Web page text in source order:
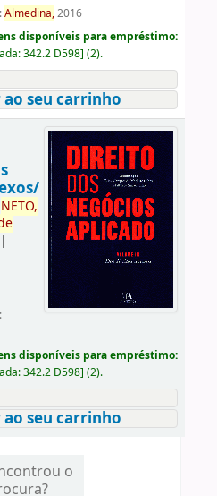
Almedina,2016
disponíveis para empréstimo:
342.2 D598] (2).
seu carrinho
NETO,
|
disponíveis para empréstimo:
342.2 D598] (2).
seu carrinho
o